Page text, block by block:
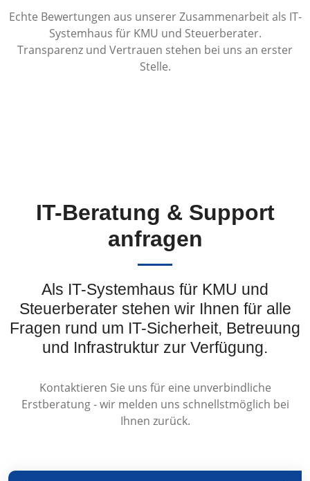
Echte Bewertungen aus unserer Zusammenarbeit als IT-
Systemhaus für KMU und Steuerberater.
Transparenz und Vertrauen stehen bei uns an erster
Stelle.
IT-Beratung & Support
anfragen
Als IT-Systemhaus für KMU und
Steuerberater stehen wir Ihnen für alle
Fragen rund um IT-Sicherheit, Betreuung
und Infrastruktur zur Verfügung.
Kontaktieren Sie uns für eine unverbindliche
Erstberatung - wir melden uns schnellstmöglich bei
Ihnen zurück.